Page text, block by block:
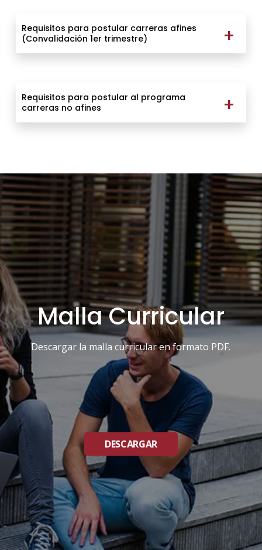
Requisitos para postular carreras afines
(Convalidación 1er trimestre)
Requisitos para postular al programa
carreras no afines
Malla Curricular
Descargar la malla curricular en formato PDF.
DESCARGAR